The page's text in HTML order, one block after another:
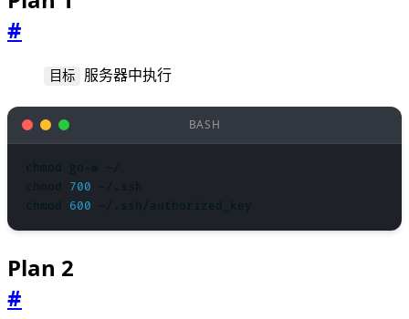
#
目标 服务器中执行
chmod 700
chmod 600
Plan 2
#